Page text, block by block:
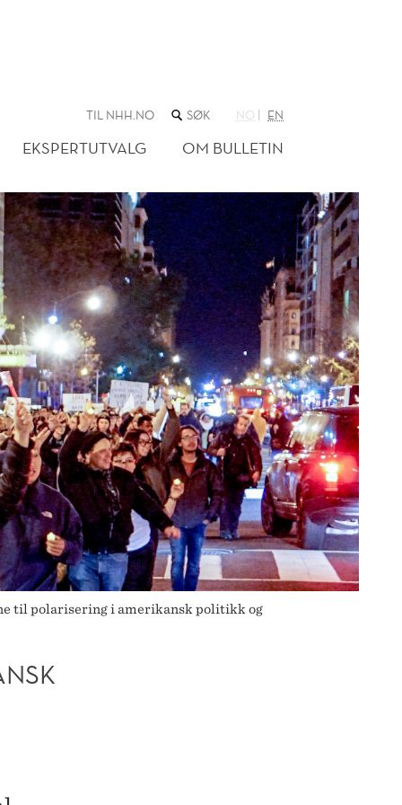
TIL NHH.NO SØK
NETTSTEDET
NO EN
EKSPERTUTVALG OM BULLETIN
til polarisering i amerikansk politikk og